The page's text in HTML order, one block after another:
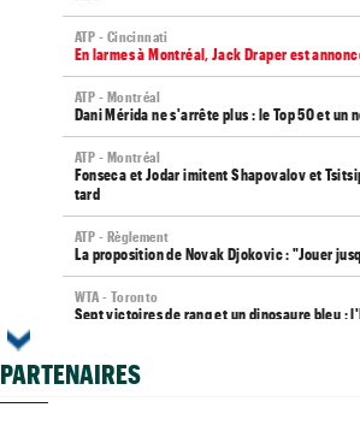
ATP - Cincinnati
En larmes à Montréal, Jack Draper est
ATP - Montréal
Dani Mérida ne s'arrête plus : le Top 50 et un
ATP - Montréal
Fonseca et Jodar imitent Shapovalov et
tard
ATP - Règlement
La proposition de Novak Djokovic : "Jouer
WTA - Toronto
Sept victoires de rang et un dinosaure bleu :
ATP - Montréal
PARTENAIRES